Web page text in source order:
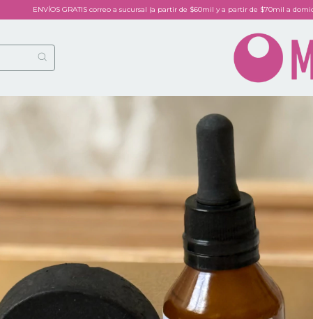
ENVÍOS GRATIS correo a sucursal (a partir de $60mil y a partir de $70mil a